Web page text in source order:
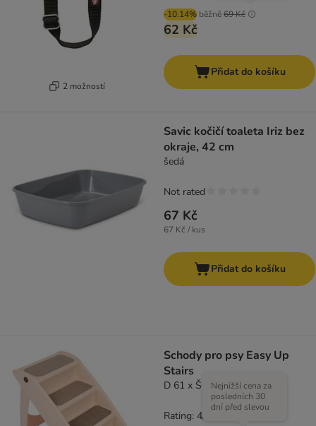
2 možností
-10.14% běžně69 Kč
62 Kč
Přidat do košíku
Savic kočičí toaleta Iriz bez
okraje, 42 cm
šedá
67 Kč
67 Kč / kus
Not rated
Přidat do košíku
Schody pro psy Easy Up
Stairs
D 61 x Š 40 x V 49 cm
Nejnižší cena za
posledních 30
dní před slevou
Rating: 4/5